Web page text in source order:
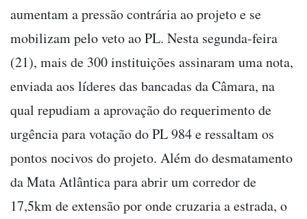
aumentam a pressão contrária ao projeto e se
mobilizam pelo veto ao PL. Nesta segunda-feira
(21), mais de 300 instituições assinaram uma nota,
enviada aos líderes das bancadas da Câmara, na
qual repudiam a aprovação do requerimento de
urgência para votação do PL 984 e ressaltam os
pontos nocivos do projeto. Além do desmatamento
da Mata Atlântica para abrir um corredor de
17,5km de extensão por onde cruzaria a estrada, o